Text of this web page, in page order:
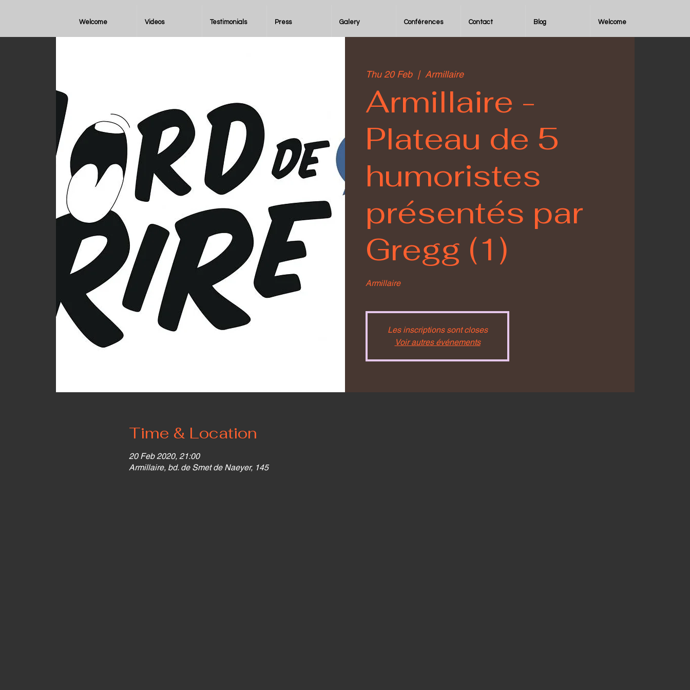
Welcome Videos Testimonials Press Galery Conférences Contact Blog Welcome
Thu 20 Feb
  |
Armillaire
Armillaire -
Plateau de 5
humoristes
présentés par
Gregg (1)
Armillaire
Les inscriptions sont closes
Voir autres événements
Time & Location
20 Feb 2020, 21:00
Armillaire, bd. de Smet de Naeyer, 145